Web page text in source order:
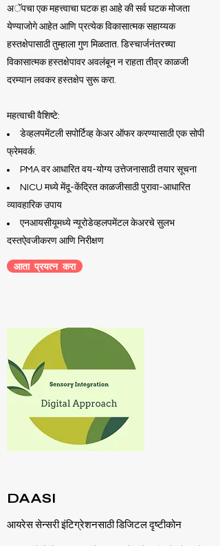
अॅपचा एक महत्त्वाचा घटक हा आहे की सर्व घटक मोजता
येण्याजोगे आहेत आणि प्रत्येक विकासात्मक सहाय्यक
हस्तक्षेपासाठी तुम्हाला गुण मिळतात. डिस्चार्जनंतरच्या
विकासात्मक हस्तक्षेपावर अवलंबून न राहता तीव्र काळजी
दरम्यान लवकर हस्तक्षेप सुरू करा.
महत्वाची वैशिष्टे:
डेव्हलपमेंटली सपोर्टिव्ह केअर ऑफर करण्यासाठी एक सोपी
फ्रेमवर्क.
PMA वर आधारित वय-योग्य उत्तेजनासाठी तयार सूचना
NICU मध्ये मेंदू-केंद्रित काळजीसाठी पुरावा-आधारित
व्यावहारिक उपाय
एनआयसीयूमध्ये न्यूरोडेव्हलपमेंटल केअरचे सुलभ
दस्तऐवजीकरण आणि निरीक्षण
आता प्रयत्न करा
DAASI
आयरेस सेन्सरी इंटिग्रेशनसाठी डिजिटल दृष्टीकोन